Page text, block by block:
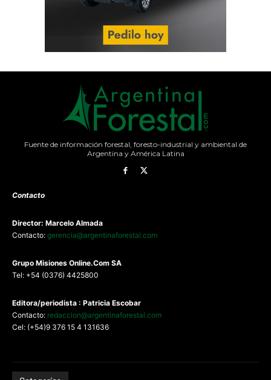
Fuente de información forestal, foresto-industrial y ambiental de
Argentina y América Latina
Contacto
Director: Marcelo Almada
Contacto: gerencia@argentinaforestal.com
Grupo Misiones Online.Com SA
Tel: +54 (0376) 4425800
Editora/periodista : Patricia Escobar
Contacto: redaccion@argentinaforestal.com
Cel: (+54)9 376 15 4 131636